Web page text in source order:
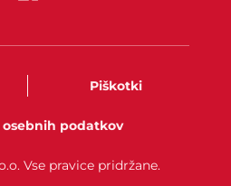
Piškotki
osebnih podatkov
Vse pravice pridržane.